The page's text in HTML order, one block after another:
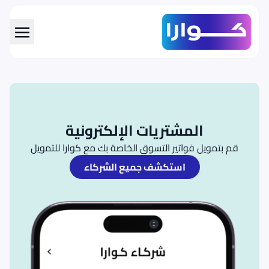
المشتريات الإلكترونية
قم بتمويل فواتير التسوق الخاصة بك مع كوارا للتمويل
استكشف جميع الشركاء